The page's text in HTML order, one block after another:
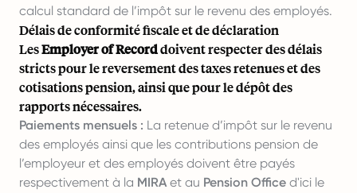
calcul standard de l’impôt sur le revenu des employés.
Délais de conformité fiscale et de déclaration
LesEmployer of Recorddoivent respecter des délais
stricts pour le reversement des taxes retenues et des
cotisations pension, ainsi que pour le dépôt des
rapports nécessaires.
Paiements mensuels : La retenue d’impôt sur le revenu
des employés ainsi que les contributions pension de
l’employeur et des employés doivent être payés
respectivement à la MIRAet au Pension Office d'ici le